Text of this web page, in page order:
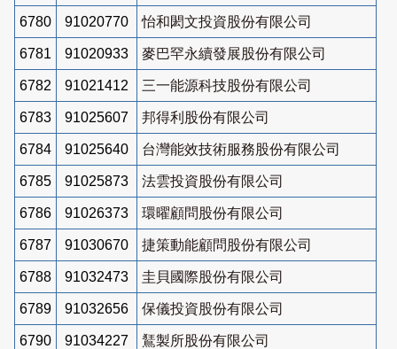
6780 91020770 怡和閎文投資股份有限公司
6781 91020933 麥巴罕永續發展股份有限公司
6782 91021412 三一能源科技股份有限公司
6783 91025607 邦得利股份有限公司
6784 91025640 台灣能效技術服務股份有限公司
6785 91025873 法雲投資股份有限公司
6786 91026373 環曜顧問股份有限公司
6787 91030670 捷策動能顧問股份有限公司
6788 91032473 圭貝國際股份有限公司
6789 91032656 保儀投資股份有限公司
6790 91034227 鵟製所股份有限公司